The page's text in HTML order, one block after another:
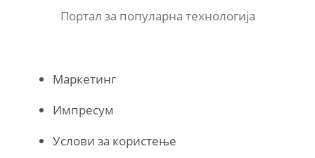
Портал за популарна технологија
Маркетинг
Импресум
Услови за користење